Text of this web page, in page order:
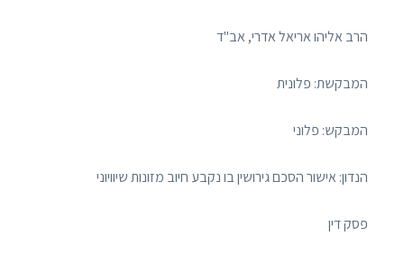
הרב אליהו אריאל אדרי, אב"ד
המבקשת: פלונית
המבקש: פלוני
הנדון: אישור הסכם גירושין בו נקבע חיוב מזונות שיוויוני
פסק דין